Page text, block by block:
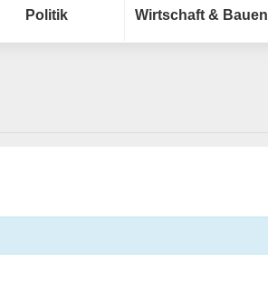
Politik Wirtschaft & Bauen